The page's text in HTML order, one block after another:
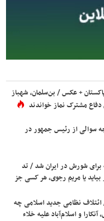
+ عکس / بن‌سلمان، شهباز
مشترک نماز خواندند
سوالی از رئیس جمهور در
برای شورش در ایران شد / تد
یا مریم رجوی، هر کسی جز
نظامی جدید اسلامی چه
و اسلام‌آباد علیه خلاء